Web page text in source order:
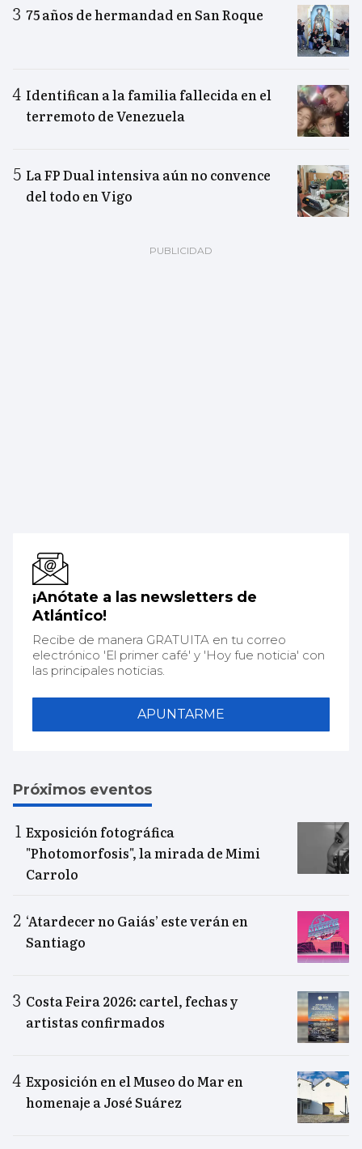
75 años de hermandad en San Roque
Identifican a la familia fallecida en el
terremoto de Venezuela
La FP Dual intensiva aún no convence
del todo en Vigo
¡Anótate a las newsletters de
Atlántico!
Recibe de manera GRATUITA en tu correo
electrónico 'El primer café' y 'Hoy fue noticia' con
las principales noticias.
APUNTARME
Próximos eventos
Exposición fotográfica
"Photomorfosis", la mirada de Mimi
Carrolo
‘Atardecer no Gaiás’ este verán en
Santiago
Costa Feira 2026: cartel, fechas y
artistas confirmados
Exposición en el Museo do Mar en
homenaje a José Suárez